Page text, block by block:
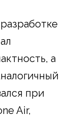
а
при
Air,